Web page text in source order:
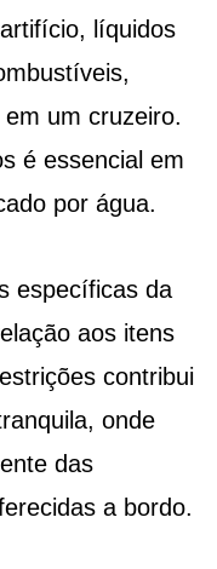
líquidos
um cruzeiro.
é essencial em
por água.
específicas da
aos itens
contribui
onde
das
a bordo.